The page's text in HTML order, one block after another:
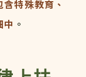
含特殊教育、
中 。